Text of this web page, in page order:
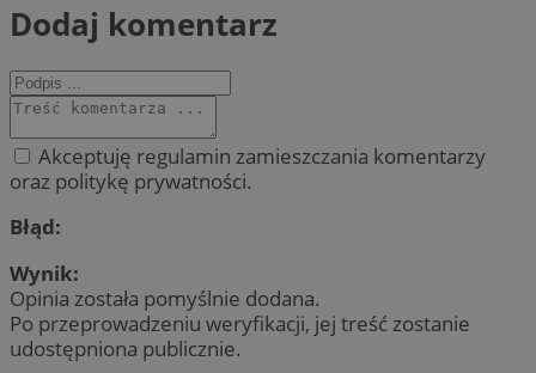
Dodaj komentarz
Akceptuję regulamin zamieszczania komentarzy
oraz politykę prywatności.
Błąd:
Wynik:
Opinia została pomyślnie dodana.
Po przeprowadzeniu weryfikacji, jej treść zostanie
udostępniona publicznie.